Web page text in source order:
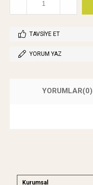
TAVSIYE ET
YORUM YAZ
YORUMLAR(0)
Kurumsal